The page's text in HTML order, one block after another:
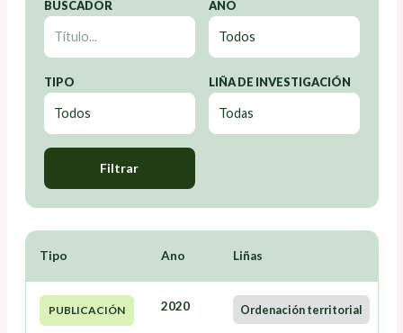
BUSCADOR ANO
TIPO LIÑA DE INVESTIGACIÓN
Filtrar
Tipo Ano Liñas
PUBLICACIÓN 2020 Ordenación territorial